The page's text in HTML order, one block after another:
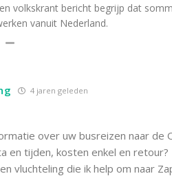
volkskrant bericht begrijp dat
vanuit Nederland.
4 jaren geleden
over uw busreizen naar de
en tijden, kosten enkel en retour?
vluchteling die ik help om naar